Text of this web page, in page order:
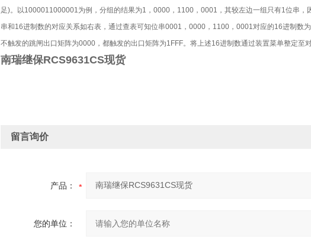
足)。以1000011000001为例，分组的结果为1，0000，1100，0001，其较左边一组只有1位串
串和16进制数的对应关系如右表，通过查表可知位串0001，0000，1100，0001对应的16进制数
不触发的跳闸出口矩阵为0000，都触发的出口矩阵为1FFF。将上述16进制数通过装置菜单整定至
南瑞继保RCS9631CS现货
留言询价
产品：
您的单位：